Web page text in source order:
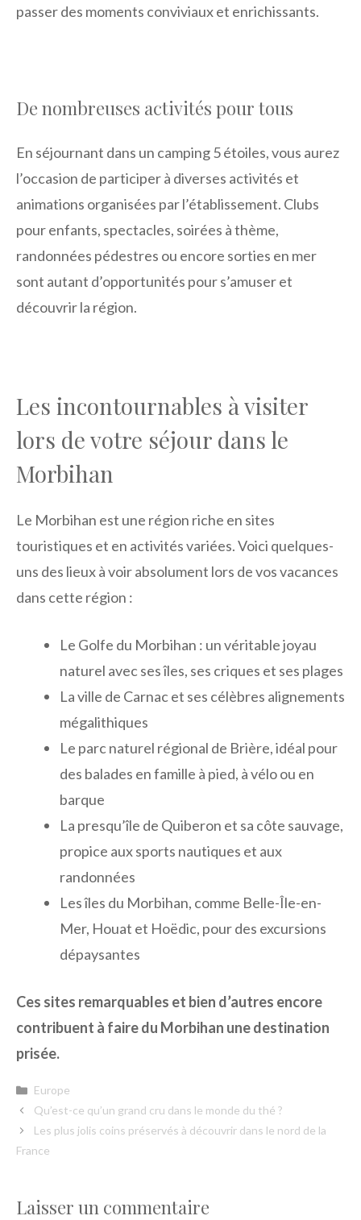
passer des moments conviviaux et enrichissants.
De nombreuses activités pour tous
En séjournant dans un camping 5 étoiles, vous aurez
l’occasion de participer à diverses activités et
animations organisées par l’établissement. Clubs
pour enfants, spectacles, soirées à thème,
randonnées pédestres ou encore sorties en mer
sont autant d’opportunités pour s’amuser et
découvrir la région.
Les incontournables à visiter
lors de votre séjour dans le
Morbihan
Le Morbihan est une région riche en sites
touristiques et en activités variées. Voici quelques-
uns des lieux à voir absolument lors de vos vacances
dans cette région :
Le Golfe du Morbihan : un véritable joyau
naturel avec ses îles, ses criques et ses plages
La ville de Carnac et ses célèbres alignements
mégalithiques
Le parc naturel régional de Brière, idéal pour
des balades en famille à pied, à vélo ou en
barque
La presqu’île de Quiberon et sa côte sauvage,
propice aux sports nautiques et aux
randonnées
Les îles du Morbihan, comme Belle-Île-en-
Mer, Houat et Hoëdic, pour des excursions
dépaysantes
Ces sites remarquables et bien d’autres encore
contribuent à faire du Morbihan une destination
prisée.
Catégories
Europe
Qu’est-ce qu’un grand cru dans le monde du thé ?
Les plus jolis coins préservés à découvrir dans le nord de la
France
Laisser un commentaire